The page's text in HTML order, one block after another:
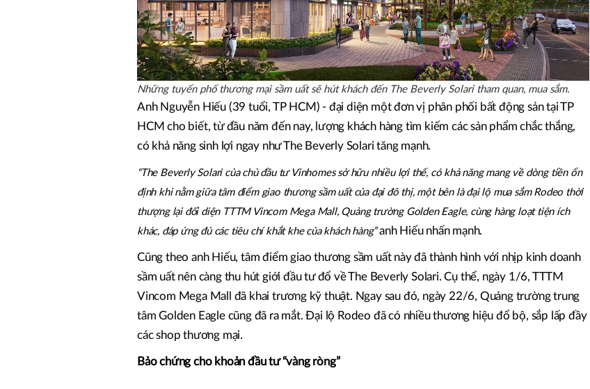
Những tuyến phố thương mại sầm uất sẽ hút khách đến The Beverly Solari tham quan, mua sắm.
Anh Nguyễn Hiếu (39 tuổi, TP HCM) - đại diện một đơn vị phân phối bất động sản tại TP
HCM cho biết, từ đầu năm đến nay, lượng khách hàng tìm kiếm các sản phẩm chắc thắng,
có khả năng sinh lợi ngay như The Beverly Solari tăng mạnh.
“The Beverly Solari của chủ đầu tư Vinhomes sở hữu nhiều lợi thế, có khả năng mang về dòng tiền ổn
định khi nằm giữa tâm điểm giao thương sầm uất của đại đô thị, một bên là đại lộ mua sắm Rodeo thời
thượng lại đối diện TTTM Vincom Mega Mall, Quảng trường Golden Eagle, cùng hàng loạt tiện ích
khác, đáp ứng đủ các tiêu chí khắt khe của khách hàng”anh Hiếu nhấn mạnh.
Cũng theo anh Hiếu, tâm điểm giao thương sầm uất này đã thành hình với nhịp kinh doanh
sầm uất nên càng thu hút giới đầu tư đổ về The Beverly Solari. Cụ thể, ngày 1/6, TTTM
Vincom Mega Mall đã khai trương kỹ thuật. Ngay sau đó, ngày 22/6, Quảng trường trung
tâm Golden Eagle cũng đã ra mắt. Đại lộ Rodeo đã có nhiều thương hiệu đổ bộ, sắp lấp đầy
các shop thương mại.
Bảo chứng cho khoản đầu tư “vàng ròng”